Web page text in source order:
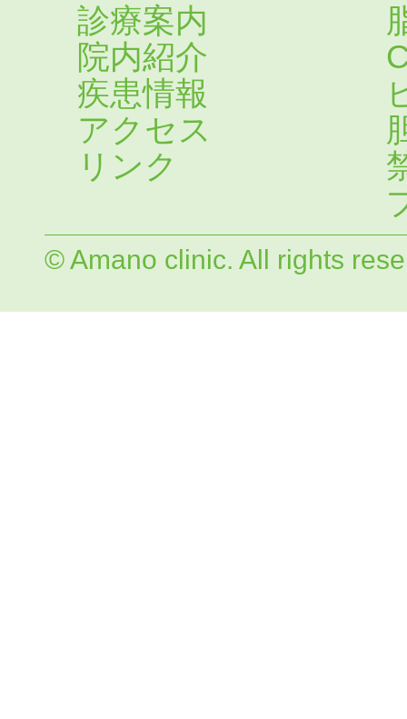
診療案内
院内紹介
疾患情報
アクセス
リンク
© Amano clinic. All rights